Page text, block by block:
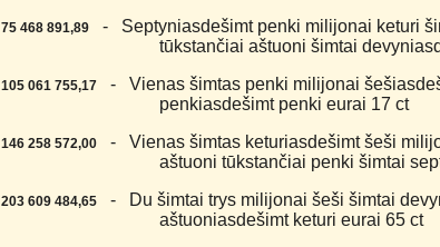
75 468 891,89
- Septyniasdešimt penki milijonai keturi
tūkstančiai aštuoni šimtai
105 061 755,17
- Vienas šimtas penki milijonai
penkiasdešimt penki eurai 17 ct
146 258 572,00
- Vienas šimtas keturiasdešimt šeši
aštuoni tūkstančiai penki šimtai
203 609 484,65
- Du šimtai trys milijonai šeši šimtai
aštuoniasdešimt keturi eurai 65 ct